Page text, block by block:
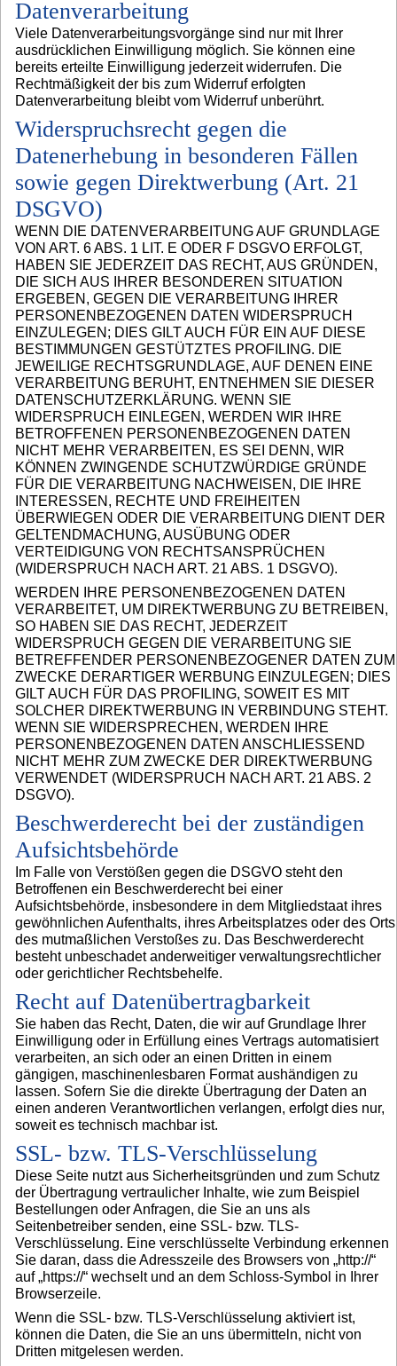
Datenverarbeitung
Viele Datenverarbeitungsvorgänge sind nur mit Ihrer
ausdrücklichen Einwilligung möglich. Sie können eine
bereits erteilte Einwilligung jederzeit widerrufen. Die
Rechtmäßigkeit der bis zum Widerruf erfolgten
Datenverarbeitung bleibt vom Widerruf unberührt.
Widerspruchsrecht gegen die
Datenerhebung in besonderen Fällen
sowie gegen Direktwerbung (Art. 21
DSGVO)
WENN DIE DATENVERARBEITUNG AUF GRUNDLAGE
VON ART. 6 ABS. 1 LIT. E ODER F DSGVO ERFOLGT,
HABEN SIE JEDERZEIT DAS RECHT, AUS GRÜNDEN,
DIE SICH AUS IHRER BESONDEREN SITUATION
ERGEBEN, GEGEN DIE VERARBEITUNG IHRER
PERSONENBEZOGENEN DATEN WIDERSPRUCH
EINZULEGEN; DIES GILT AUCH FÜR EIN AUF DIESE
BESTIMMUNGEN GESTÜTZTES PROFILING. DIE
JEWEILIGE RECHTSGRUNDLAGE, AUF DENEN EINE
VERARBEITUNG BERUHT, ENTNEHMEN SIE DIESER
DATENSCHUTZERKLÄRUNG. WENN SIE
WIDERSPRUCH EINLEGEN, WERDEN WIR IHRE
BETROFFENEN PERSONENBEZOGENEN DATEN
NICHT MEHR VERARBEITEN, ES SEI DENN, WIR
KÖNNEN ZWINGENDE SCHUTZWÜRDIGE GRÜNDE
FÜR DIE VERARBEITUNG NACHWEISEN, DIE IHRE
INTERESSEN, RECHTE UND FREIHEITEN
ÜBERWIEGEN ODER DIE VERARBEITUNG DIENT DER
GELTENDMACHUNG, AUSÜBUNG ODER
VERTEIDIGUNG VON RECHTSANSPRÜCHEN
(WIDERSPRUCH NACH ART. 21 ABS. 1 DSGVO).
WERDEN IHRE PERSONENBEZOGENEN DATEN
VERARBEITET, UM DIREKTWERBUNG ZU BETREIBEN,
SO HABEN SIE DAS RECHT, JEDERZEIT
WIDERSPRUCH GEGEN DIE VERARBEITUNG SIE
BETREFFENDER PERSONENBEZOGENER DATEN ZUM
ZWECKE DERARTIGER WERBUNG EINZULEGEN; DIES
GILT AUCH FÜR DAS PROFILING, SOWEIT ES MIT
SOLCHER DIREKTWERBUNG IN VERBINDUNG STEHT.
WENN SIE WIDERSPRECHEN, WERDEN IHRE
PERSONENBEZOGENEN DATEN ANSCHLIESSEND
NICHT MEHR ZUM ZWECKE DER DIREKTWERBUNG
VERWENDET (WIDERSPRUCH NACH ART. 21 ABS. 2
DSGVO).
Beschwerderecht bei der zuständigen
Aufsichtsbehörde
Im Falle von Verstößen gegen die DSGVO steht den
Betroffenen ein Beschwerderecht bei einer
Aufsichtsbehörde, insbesondere in dem Mitgliedstaat ihres
gewöhnlichen Aufenthalts, ihres Arbeitsplatzes oder des Orts
des mutmaßlichen Verstoßes zu. Das Beschwerderecht
besteht unbeschadet anderweitiger verwaltungsrechtlicher
oder gerichtlicher Rechtsbehelfe.
Recht auf Datenübertragbarkeit
Sie haben das Recht, Daten, die wir auf Grundlage Ihrer
Einwilligung oder in Erfüllung eines Vertrags automatisiert
verarbeiten, an sich oder an einen Dritten in einem
gängigen, maschinenlesbaren Format aushändigen zu
lassen. Sofern Sie die direkte Übertragung der Daten an
einen anderen Verantwortlichen verlangen, erfolgt dies nur,
soweit es technisch machbar ist.
SSL- bzw. TLS-Verschlüsselung
Diese Seite nutzt aus Sicherheitsgründen und zum Schutz
der Übertragung vertraulicher Inhalte, wie zum Beispiel
Bestellungen oder Anfragen, die Sie an uns als
Seitenbetreiber senden, eine SSL- bzw. TLS-
Verschlüsselung. Eine verschlüsselte Verbindung erkennen
Sie daran, dass die Adresszeile des Browsers von „http://“
auf „https://“ wechselt und an dem Schloss-Symbol in Ihrer
Browserzeile.
Wenn die SSL- bzw. TLS-Verschlüsselung aktiviert ist,
können die Daten, die Sie an uns übermitteln, nicht von
Dritten mitgelesen werden.